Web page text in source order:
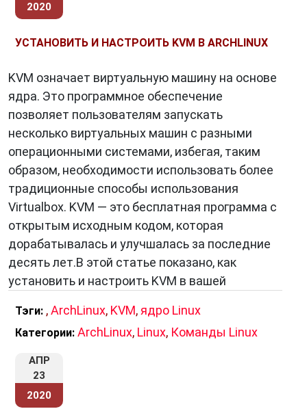
2020
УСТАНОВИТЬ И НАСТРОИТЬ KVM В ARCHLINUX
KVM означает виртуальную машину на основе
ядра. Это программное обеспечение
позволяет пользователям запускать
несколько виртуальных машин с разными
операционными системами, избегая, таким
образом, необходимости использовать более
традиционные способы использования
Virtualbox. KVM — это бесплатная программа с
открытым исходным кодом, которая
дорабатывалась и улучшалась за последние
десять лет.В этой статье показано, как
установить и настроить KVM в вашей
Тэги: ,ArchLinux, KVM, ядро Linux
Категории: ArchLinux, Linux, Команды Linux
АПР
23
2020